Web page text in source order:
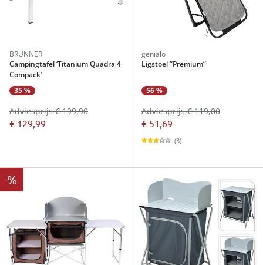
BRUNNER
Campingtafel ‘Titanium Quadra 4
Compack’
35 %
€ 129,99
Adviesprijs € 199,90
genialo
Ligstoel “Premium”
56 %
€ 51,69
Adviesprijs € 119,00
(3)
%